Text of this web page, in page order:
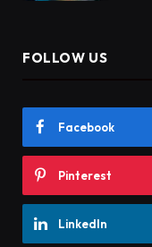
FOLLOW US
Facebook
Pinterest
LinkedIn